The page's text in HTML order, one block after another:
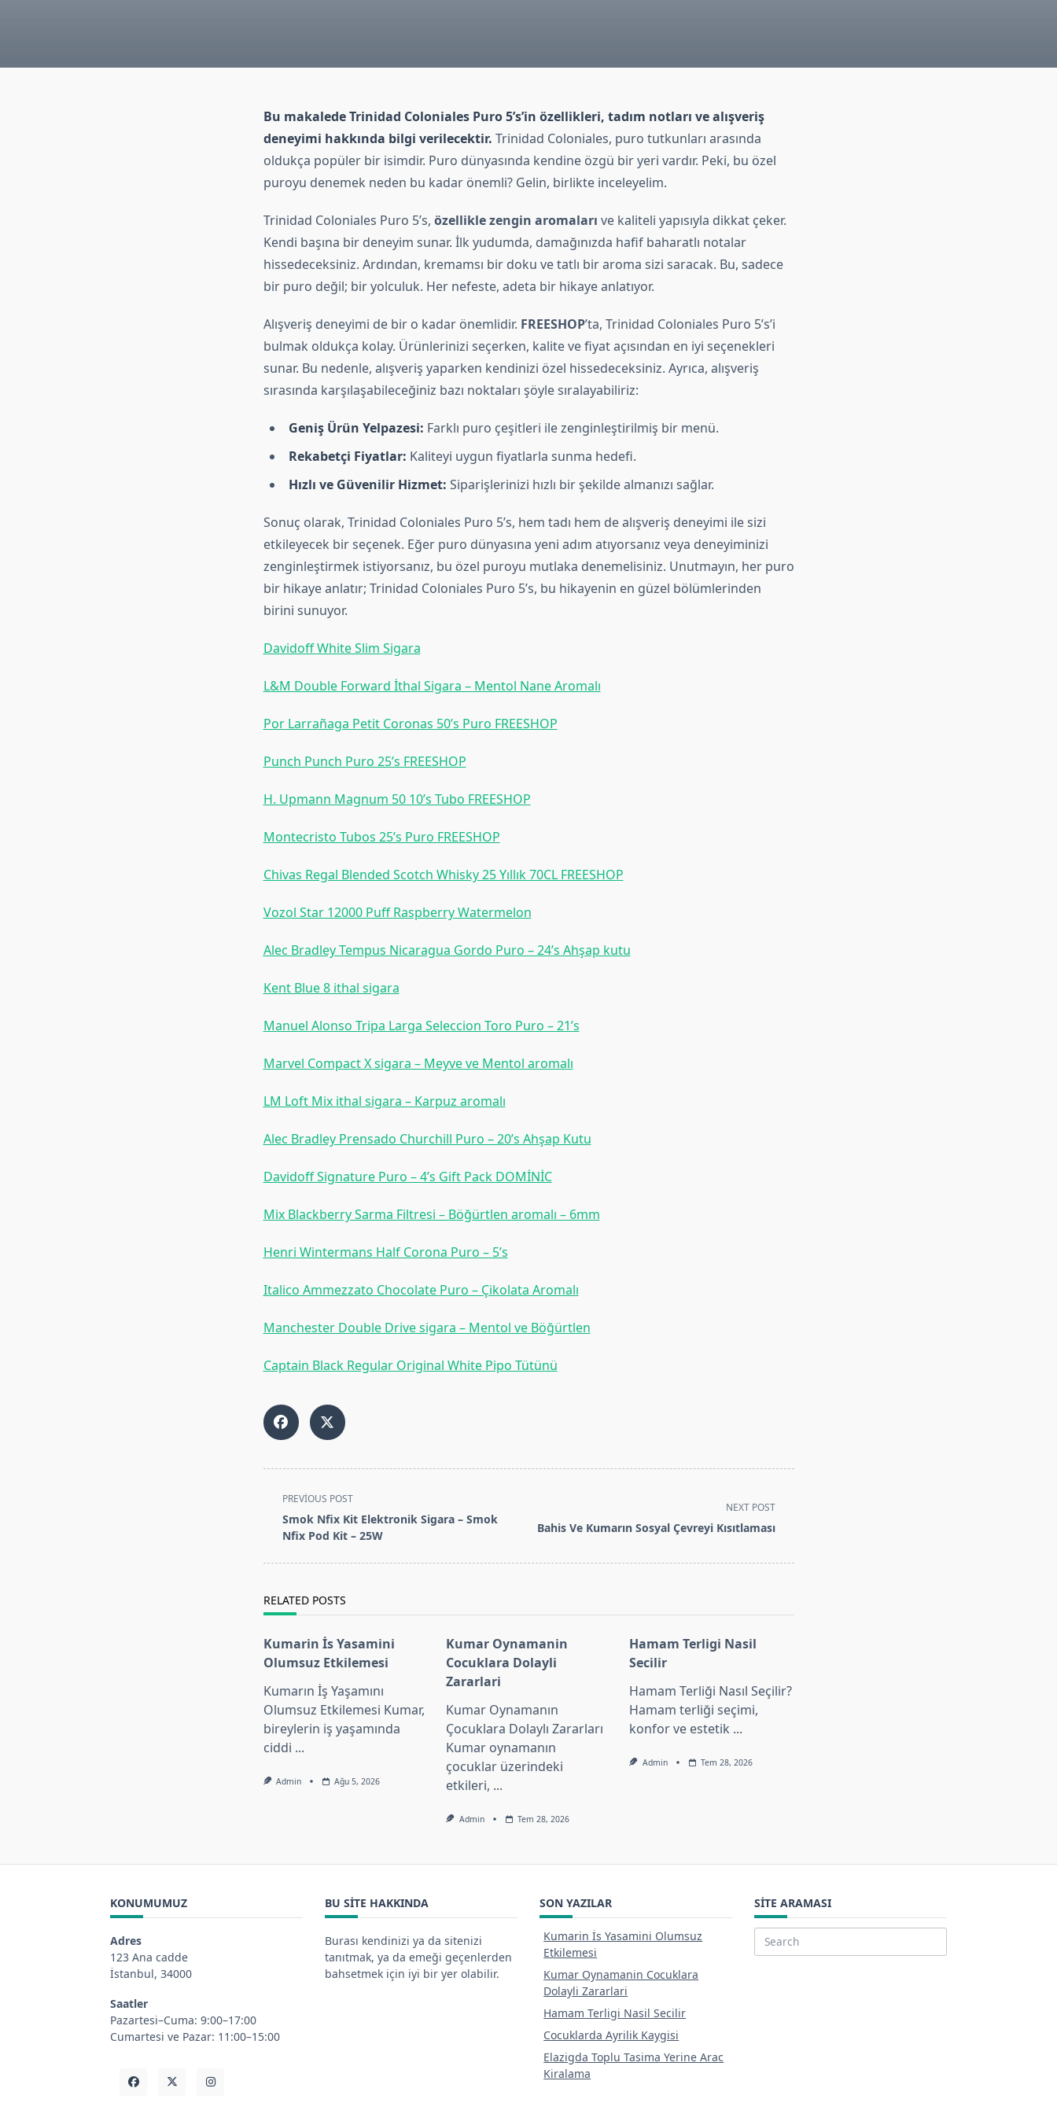
Bu makalede Trinidad Coloniales Puro 5’s’in özellikleri, tadım notları ve alışveriş
deneyimi hakkında bilgi verilecektir. Trinidad Coloniales, puro tutkunları arasında
oldukça popüler bir isimdir. Puro dünyasında kendine özgü bir yeri vardır. Peki, bu özel
puroyu denemek neden bu kadar önemli? Gelin, birlikte inceleyelim.
Trinidad Coloniales Puro 5’s, özellikle zengin aromaları ve kaliteli yapısıyla dikkat çeker.
Kendi başına bir deneyim sunar. İlk yudumda, damağınızda hafif baharatlı notalar
hissedeceksiniz. Ardından, kremamsı bir doku ve tatlı bir aroma sizi saracak. Bu, sadece
bir puro değil; bir yolculuk. Her nefeste, adeta bir hikaye anlatıyor.
Alışveriş deneyimi de bir o kadar önemlidir. FREESHOP’ta, Trinidad Coloniales Puro 5’s’i
bulmak oldukça kolay. Ürünlerinizi seçerken, kalite ve fiyat açısından en iyi seçenekleri
sunar. Bu nedenle, alışveriş yaparken kendinizi özel hissedeceksiniz. Ayrıca, alışveriş
sırasında karşılaşabileceğiniz bazı noktaları şöyle sıralayabiliriz:
Geniş Ürün Yelpazesi: Farklı puro çeşitleri ile zenginleştirilmiş bir menü.
Rekabetçi Fiyatlar: Kaliteyi uygun fiyatlarla sunma hedefi.
Hızlı ve Güvenilir Hizmet: Siparişlerinizi hızlı bir şekilde almanızı sağlar.
Sonuç olarak, Trinidad Coloniales Puro 5’s, hem tadı hem de alışveriş deneyimi ile sizi
etkileyecek bir seçenek. Eğer puro dünyasına yeni adım atıyorsanız veya deneyiminizi
zenginleştirmek istiyorsanız, bu özel puroyu mutlaka denemelisiniz. Unutmayın, her puro
bir hikaye anlatır; Trinidad Coloniales Puro 5’s, bu hikayenin en güzel bölümlerinden
birini sunuyor.
Davidoff White Slim Sigara
L&M Double Forward İthal Sigara – Mentol Nane Aromalı
Por Larrañaga Petit Coronas 50’s Puro FREESHOP
Punch Punch Puro 25’s FREESHOP
H. Upmann Magnum 50 10’s Tubo FREESHOP
Montecristo Tubos 25’s Puro FREESHOP
Chivas Regal Blended Scotch Whisky 25 Yıllık 70CL FREESHOP
Vozol Star 12000 Puff Raspberry Watermelon
Alec Bradley Tempus Nicaragua Gordo Puro – 24’s Ahşap kutu
Kent Blue 8 ithal sigara
Manuel Alonso Tripa Larga Seleccion Toro Puro – 21’s
Marvel Compact X sigara – Meyve ve Mentol aromalı
LM Loft Mix ithal sigara – Karpuz aromalı
Alec Bradley Prensado Churchill Puro – 20’s Ahşap Kutu
Davidoff Signature Puro – 4’s Gift Pack DOMİNİC
Mix Blackberry Sarma Filtresi – Böğürtlen aromalı – 6mm
Henri Wintermans Half Corona Puro – 5’s
Italico Ammezzato Chocolate Puro – Çikolata Aromalı
Manchester Double Drive sigara – Mentol ve Böğürtlen
Captain Black Regular Original White Pipo Tütünü
<span
class="nav-
subtitle
PREVIOUS POST
Smok Nfix Kit Elektronik Sigara – Smok
Nfix Pod Kit – 25W
NEXT POST
Bahis Ve Kumarın Sosyal Çevreyi Kısıtlaması
RELATED POSTS
Kumarin İs Yasamini
Olumsuz Etkilemesi
Kumarın İş Yaşamını
Olumsuz Etkilemesi Kumar,
bireylerin iş yaşamında
ciddi ...
Admin Ağu 5, 2026
Kumar Oynamanin
Cocuklara Dolayli
Zararlari
Kumar Oynamanın
Çocuklara Dolaylı Zararları
Kumar oynamanın
çocuklar üzerindeki
etkileri, ...
Admin Tem 28, 2026
Hamam Terligi Nasil
Secilir
Hamam Terliği Nasıl Seçilir?
Hamam terliği seçimi,
konfor ve estetik ...
Admin Tem 28, 2026
KONUMUMUZ
Adres
123 Ana cadde
İstanbul, 34000
Saatler
Pazartesi–Cuma: 9:00–17:00
Cumartesi ve Pazar: 11:00–15:00
BU SITE HAKKINDA
Burası kendinizi ya da sitenizi
tanıtmak, ya da emeği geçenlerden
bahsetmek için iyi bir yer olabilir.
SON YAZILAR
Kumarin İs Yasamini Olumsuz
Etkilemesi
Kumar Oynamanin Cocuklara
Dolayli Zararlari
Hamam Terligi Nasil Secilir
Cocuklarda Ayrilik Kaygisi
Elazigda Toplu Tasima Yerine Arac
Kiralama
SITE ARAMASI
Search